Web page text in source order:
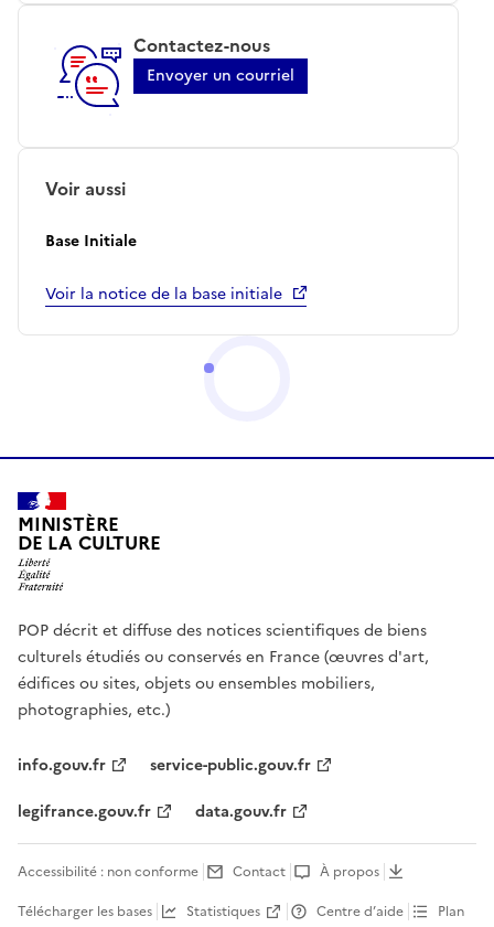
Contactez-nous
Envoyer un courriel
Voir aussi
Base Initiale
Voir la notice de la base initiale
MINISTÈRE
DE LA CULTURE
POP décrit et diffuse des notices scientifiques de biens
culturels étudiés ou conservés en France (œuvres d'art,
édifices ou sites, objets ou ensembles mobiliers,
photographies, etc.)
info.gouv.fr
service-public.gouv.fr
legifrance.gouv.fr
data.gouv.fr
Accessibilité : non conforme Contact
À propos
Télécharger les bases
Statistiques Centre d’aide Plan